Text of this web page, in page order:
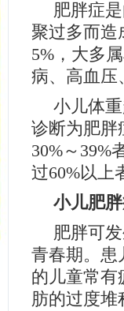
肥胖症
聚过多而造
5%，大多
病、高血压
小儿体
诊断为肥胖
30%～39%
过60%以上
小儿肥
肥胖可
青春期。患
的儿童常有
肪的过度